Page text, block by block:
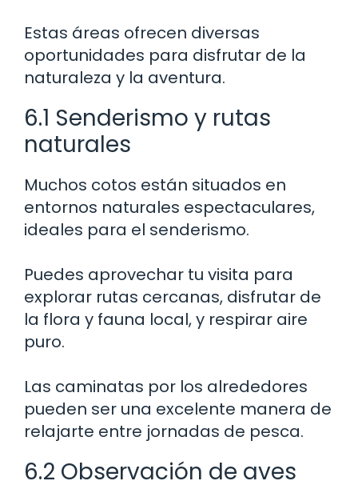
Estas áreas ofrecen diversas
oportunidades para disfrutar de la
naturaleza y la aventura.
6.1 Senderismo y rutas
naturales
Muchos cotos están situados en
entornos naturales espectaculares,
ideales para el senderismo.
Puedes aprovechar tu visita para
explorar rutas cercanas, disfrutar de
la flora y fauna local, y respirar aire
puro.
Las caminatas por los alrededores
pueden ser una excelente manera de
relajarte entre jornadas de pesca.
6.2 Observación de aves